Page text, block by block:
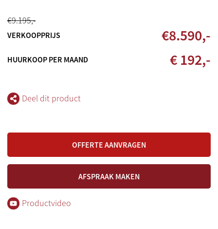
€9.195,-
VERKOOPPRIJS €8.590,-
HUURKOOP PER MAAND € 192,-
Deel dit product
OFFERTE AANVRAGEN
AFSPRAAK MAKEN
Productvideo